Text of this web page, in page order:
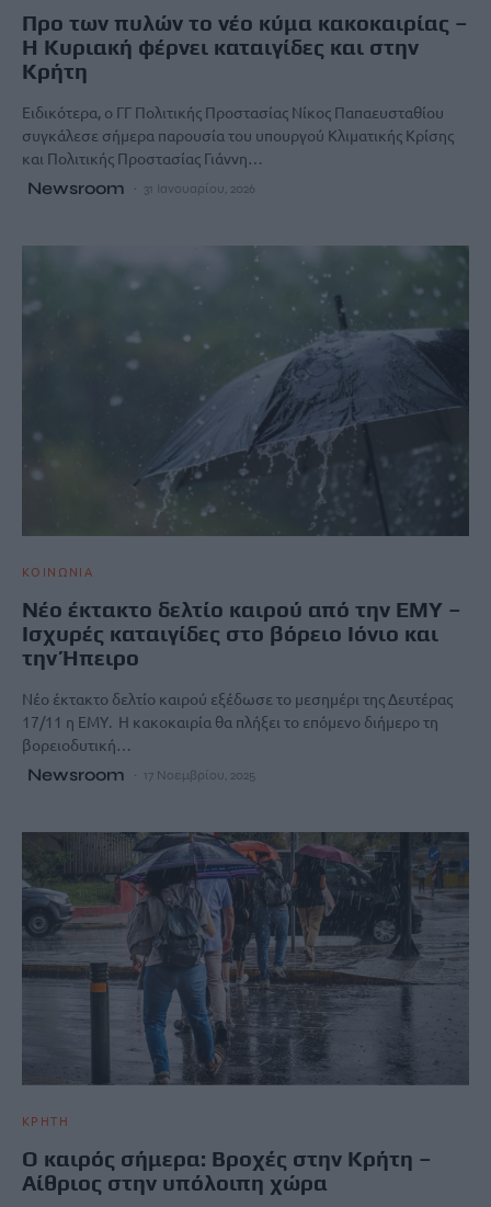
Προ των πυλών το νέο κύμα κακοκαιρίας –
Η Κυριακή φέρνει καταιγίδες και στην
Κρήτη
Ειδικότερα, ο ΓΓ Πολιτικής Προστασίας Νίκος Παπαευσταθίου
συγκάλεσε σήμερα παρουσία του υπουργού Κλιματικής Κρίσης
και Πολιτικής Προστασίας Γιάννη…
Newsroom 31 Ιανουαρίου, 2026
ΚΟΙΝΩΝΙΑ
Νέο έκτακτο δελτίο καιρού από την ΕΜΥ –
Ισχυρές καταιγίδες στο βόρειο Ιόνιο και
την Ήπειρο
Νέο έκτακτο δελτίο καιρού εξέδωσε το μεσημέρι της Δευτέρας
17/11 η ΕΜΥ. Η κακοκαιρία θα πλήξει το επόμενο διήμερο τη
βορειοδυτική…
Newsroom 17 Νοεμβρίου, 2025
ΚΡΗΤΗ
Ο καιρός σήμερα: Βροχές στην Κρήτη –
Αίθριος στην υπόλοιπη χώρα